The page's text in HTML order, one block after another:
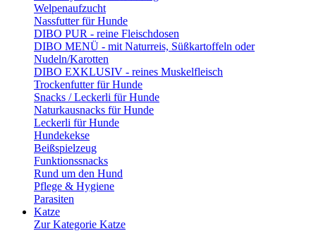
Welpenaufzucht
Nassfutter für Hunde
DIBO PUR - reine Fleischdosen
DIBO MENÜ - mit Naturreis, Süßkartoffeln oder
Nudeln/Karotten
DIBO EXKLUSIV - reines Muskelfleisch
Trockenfutter für Hunde
Snacks / Leckerli für Hunde
Naturkausnacks für Hunde
Leckerli für Hunde
Hundekekse
Beißspielzeug
Funktionssnacks
Rund um den Hund
Pflege & Hygiene
Parasiten
Katze
Zur Kategorie Katze